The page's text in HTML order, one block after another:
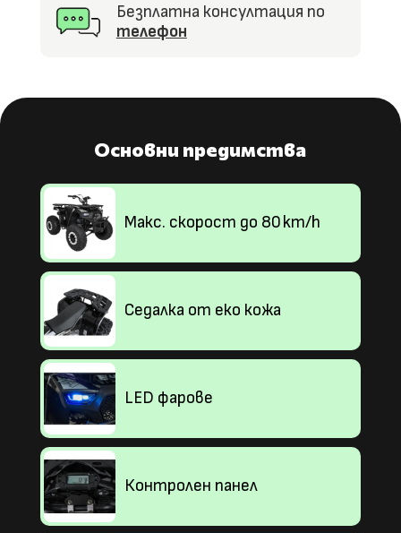
Безплатна консултация по
телефон
Основни предимства
Макс. скорост до 80 km/h
Седалка от еко кожа
LED фарове
Контролен панел